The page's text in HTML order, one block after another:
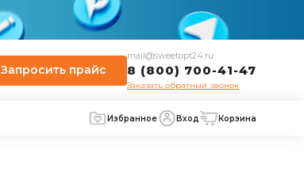
Запросить прайс
mail@sweetopt24.ru
8 (800) 700-41-47
Заказать обратный звонок
Избранное Вход Корзина